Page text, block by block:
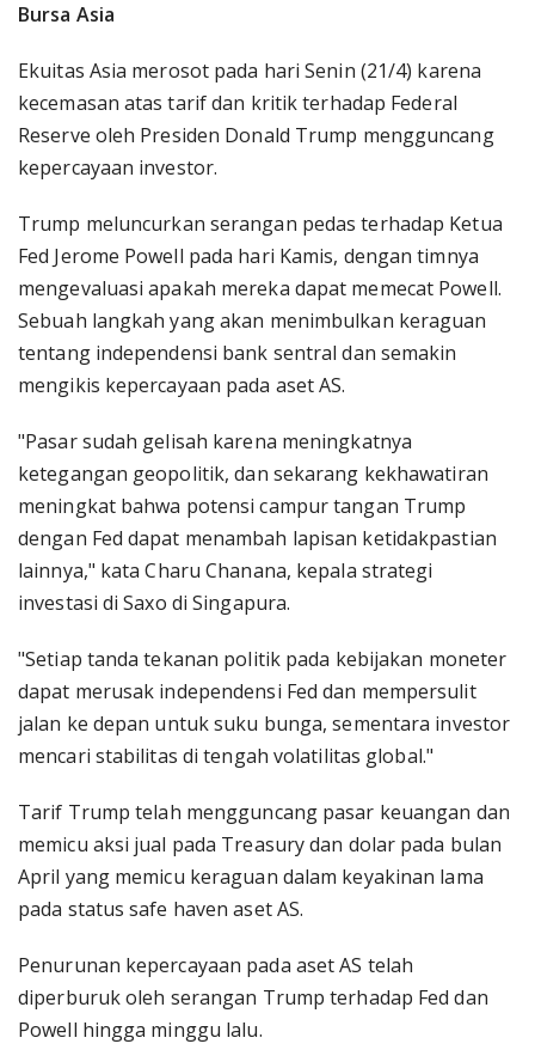
Bursa Asia
Ekuitas Asia merosot pada hari Senin (21/4) karena
kecemasan atas tarif dan kritik terhadap Federal
Reserve oleh Presiden Donald Trump mengguncang
kepercayaan investor.
Trump meluncurkan serangan pedas terhadap Ketua
Fed Jerome Powell pada hari Kamis, dengan timnya
mengevaluasi apakah mereka dapat memecat Powell.
Sebuah langkah yang akan menimbulkan keraguan
tentang independensi bank sentral dan semakin
mengikis kepercayaan pada aset AS.
"Pasar sudah gelisah karena meningkatnya
ketegangan geopolitik, dan sekarang kekhawatiran
meningkat bahwa potensi campur tangan Trump
dengan Fed dapat menambah lapisan ketidakpastian
lainnya," kata Charu Chanana, kepala strategi
investasi di Saxo di Singapura.
"Setiap tanda tekanan politik pada kebijakan moneter
dapat merusak independensi Fed dan mempersulit
jalan ke depan untuk suku bunga, sementara investor
mencari stabilitas di tengah volatilitas global."
Tarif Trump telah mengguncang pasar keuangan dan
memicu aksi jual pada Treasury dan dolar pada bulan
April yang memicu keraguan dalam keyakinan lama
pada status safe haven aset AS.
Penurunan kepercayaan pada aset AS telah
diperburuk oleh serangan Trump terhadap Fed dan
Powell hingga minggu lalu.